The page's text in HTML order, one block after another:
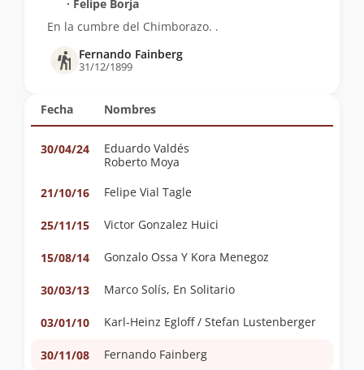
Fecha Nombres
30/04/24
Eduardo Valdés
Roberto Moya
21/10/16
Felipe Vial Tagle
25/11/15 Victor Gonzalez Huici
15/08/14 Gonzalo Ossa Y Kora Menegoz
30/03/13 Marco Solís, En Solitario
03/01/10 Karl-Heinz Egloff / Stefan Lustenberger
30/11/08 Fernando Fainberg
∙ Felipe Borja
En la cumbre del Chimborazo. .
Fernando Fainberg
31/12/1899